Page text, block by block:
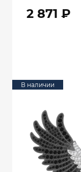
2 871 ₽
В наличии